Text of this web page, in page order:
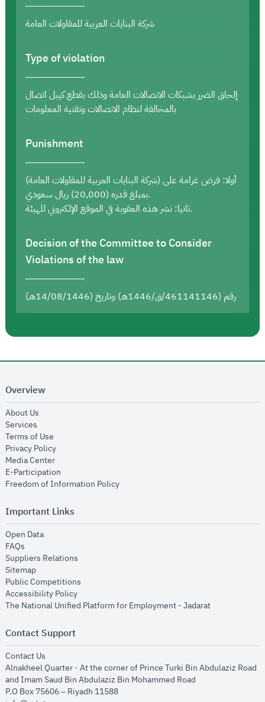
شركة البنايات العربية للمقاولات العامة
Type of violation
إلحاق الضرر بشبكات الاتصالات العامة وذلك بقطع كيبل اتصال
بالمخالفة لنظام الاتصالات وتقنية المعلومات
Punishment
أولا: فرض غرامة على (شركة البنايات العربية للمقاولات العامة)
بمبلغ قدره (20,000) ريال سعودي.
ثانيا: نشر هذه العقوبة في الموقع الإلكتروني للهيئة.
Decision of the Committee to Consider
Violations of the law
رقم (461141146/ق/1446هـ) وتاريخ (14/08/1446هـ)
Overview
About Us
Services
Terms of Use
Privacy Policyopens in new window
Media Centeropens in new window
E-Participation
Freedom of Information Policyopens in new window
Important Links
Open Dataopens in new window
FAQs
Suppliers Relations
Sitemapopens in new window
Public Competitions
Accessibility Policyopens in new window
The National Unified Platform for Employment - Jadaratopens in new
Contact Support
Contact Us
Alnakheel Quarter - At the corner of Prince Turki Bin Abdulaziz Road
and Imam Saud Bin Abdulaziz Bin Mohammed Road​
P.O Box 75606 – Riyadh 11588